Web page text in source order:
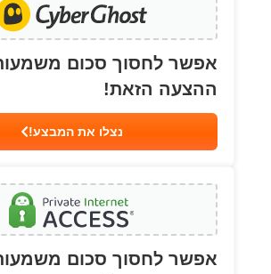
אפשר לחסוך סכום
ההצעה הזאת!
נצלו את המבצע!
אפשר לחסוך סכום